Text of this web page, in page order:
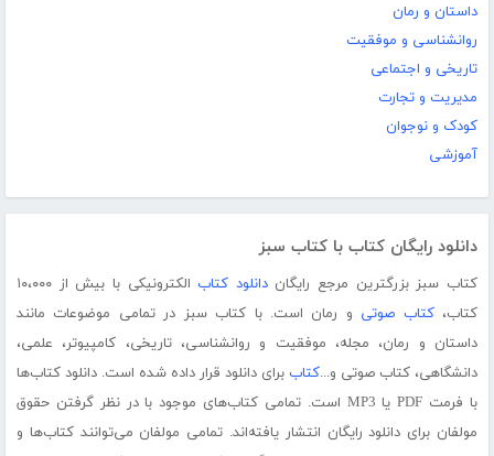
داستان و رمان
روانشناسی و موفقیت
تاریخی و اجتماعی
مدیریت و تجارت
کودک و نوجوان
آموزشی
دانلود رایگان کتاب با کتاب سبز
کتاب سبز بزرگترین مرجع رایگاندانلود کتاب
الکترونیکی با بیش از ۱۰،۰۰۰
کتاب،کتاب صوتی و رمان است. با کتاب سبز در تمامی موضوعات مانند
داستان و رمان، مجله، موفقیت و روانشناسی، تاریخی، کامپیوتر، علمی،
دانشگاهی، کتاب صوتی و...کتاب برای دانلود قرار داده شده است. دانلود کتاب‌ها
با فرمت PDF یا MP3 است. تمامی کتاب‌های موجود با در نظر گرفتن حقوق
مولفان برای دانلود رایگان انتشار یافته‌اند. تمامی مولفان می‌توانند کتاب‌ها و